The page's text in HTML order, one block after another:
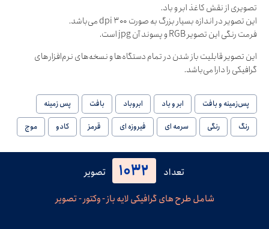
تصویری از نقش کاغذ ابر و باد.
این تصویر در اندازه بسیار بزرگ به صورت dpi ۳۰۰ می‌باشد.
فرمت رنگی این تصویر RGB و پسوند آن jpg است.
این تصویر قابلیت باز شدن در تمام دستگاه‌ها و نسخه‌های نرم‌افزارهای
گرافیکی را دارا می‌باشد.
پس‌زمینه و بافت ابر و باد ابروباد بافت
پس زمینه
رنگ
رنگی سرمه ای فیروزه ای قرمز کادو موج
تعداد 1032
تصویر
شامل طرح های گرافیکی لایه باز - وکتور - تصویر